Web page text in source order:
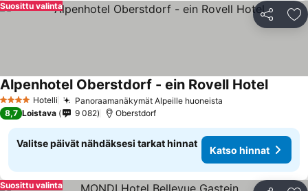
Jaa
Suosittu valinta
4 Tähtiluokitus
Hotelli Panoraamanäkymät Alpeille huoneista
Alpenhotel Oberstdorf - ein Rovell HotelKatso
8,7 Loistava 9 082 Oberstdorf
Valitse päivät nähdäksesi tarkat hinnat
Katso hinnat
Suosittu valinta